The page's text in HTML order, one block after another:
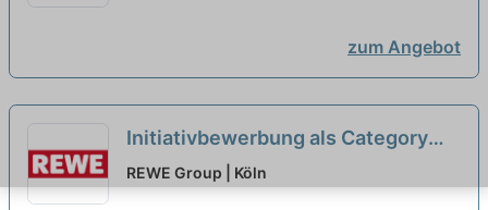
zum Angebot
Initiativbewerbung als Category
Buyer (m/w/d) für diverse
Warengruppen
REWE Group | Köln